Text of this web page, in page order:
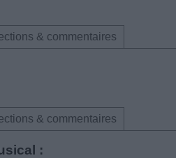
& commentaires
& commentaires
: